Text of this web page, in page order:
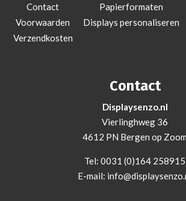
Contact
Voorwaarden
Verzendkosten
Papierformaten
Displays personaliseren
Contact
Displaysenzo.nl
Vierlinghweg 36
4612 PN Bergen op Zoom
Tel: 0031 (0)164 258915
E-mail: